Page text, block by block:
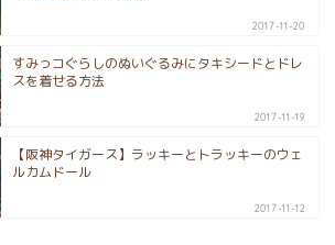
2017-11-20
すみっコぐらしのぬいぐるみにタキシードとドレ
スを着せる方法
2017-11-19
【阪神タイガース】ラッキーとトラッキーのウェ
ルカムドール
2017-11-12